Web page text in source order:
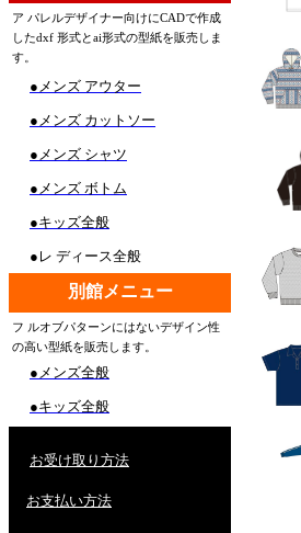
ア パレルデザイナー向けにCADで作成
したdxf 形式とai形式の型紙を販売しま
す。
●メンズ アウター
●メンズ カットソー
●メンズ シャツ
●メンズ ボトム
●キッズ全般
●レ ディース全般
別館メニュー
フ ルオブパターンにはないデザイン性
の高い型紙を販売します。
●メンズ全般
●キッズ全般
お受け取り方法
お支払い方法